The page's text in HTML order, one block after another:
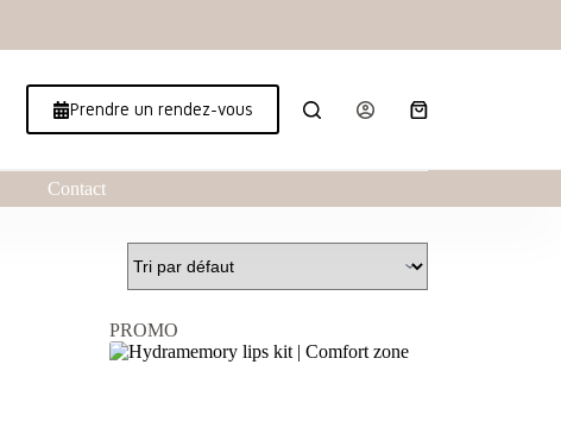
Prendre un rendez-vous
Contact
PROMO